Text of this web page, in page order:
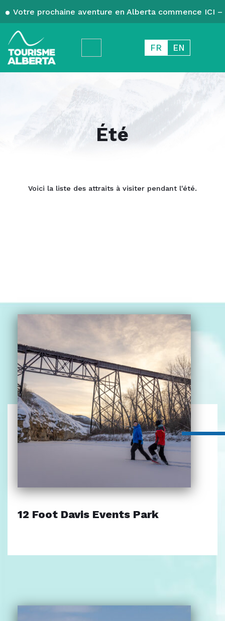
Votre prochaine aventure en Alberta commence ICI
FR EN
Été
Voici la liste des attraits à visiter pendant l'été.
12 Foot Davis Events Park